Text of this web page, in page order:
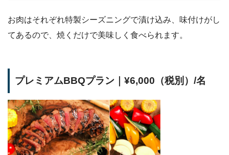
お肉はそれぞれ特製シーズニングで漬け込み、味付けがし
てあるので、焼くだけで美味しく食べられます。
プレミアムBBQプラン｜¥6,000（税別）/名